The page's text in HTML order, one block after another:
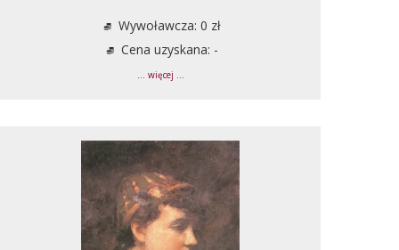
Wywoławcza: 0 zł
Cena uzyskana: -
... więcej ...